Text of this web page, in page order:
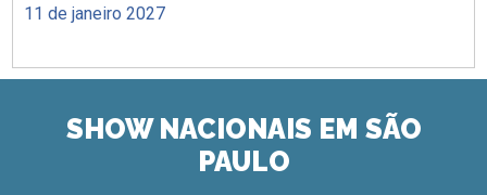
11 de janeiro 2027
SHOW NACIONAIS EM SÃO
PAULO